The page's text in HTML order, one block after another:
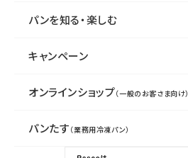
パンを知る・楽しむ
キャンペーン
オンラインショップ（一般のお客さま向け）
パンたす （業務用冷凍パン）